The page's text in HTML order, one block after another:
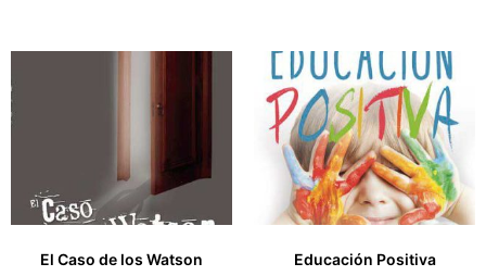
El Caso de los Watson
Educación Positiva